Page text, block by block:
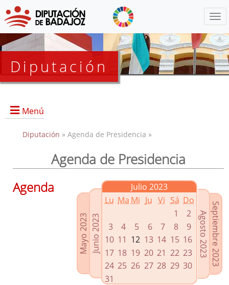
Diputación
Menú
Presidencia
Grupos Políticos
Enlaces relacionados
Agenda de Presidencia
Plenos provinciales y Juntas de gobierno
Oficina de Proyectos Europeos
Diputación » Agenda de Presidencia »
Agenda de Presidencia
Mayo 2023Junio 2023
Julio 2023
Lu Ma Mi Ju Vi Sá Do
1
2
3
4 5 6 7 8
9
10 11 12 13 14 15 16
17 18 19 20 21 22 23
24 25 26 27 28 29 30
31
Septiembre 2023
Agosto 2023
Agenda